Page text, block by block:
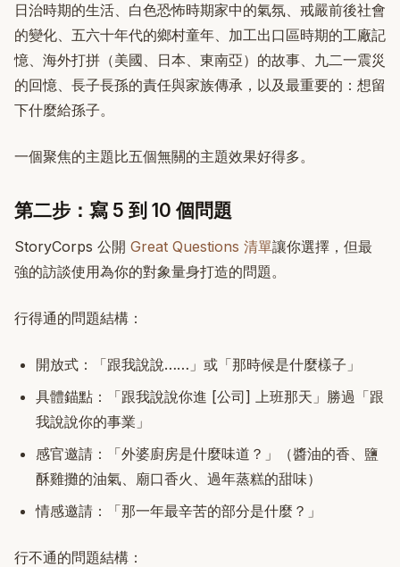
日治時期的生活、白色恐怖時期家中的氣氛、戒嚴前後社會
的變化、五六十年代的鄉村童年、加工出口區時期的工廠記
憶、海外打拼（美國、日本、東南亞）的故事、九二一震災
的回憶、長子長孫的責任與家族傳承，以及最重要的：想留
下什麼給孫子。
一個聚焦的主題比五個無關的主題效果好得多。
第二步：寫 5 到 10 個問題
StoryCorps 公開 Great Questions 清單讓你選擇，但最
強的訪談使用為你的對象量身打造的問題。
行得通的問題結構：
開放式：「跟我說說……」或「那時候是什麼樣子」
具體錨點：「跟我說說你進 [公司] 上班那天」勝過「跟
我說說你的事業」
感官邀請：「外婆廚房是什麼味道？」（醬油的香、鹽
酥雞攤的油氣、廟口香火、過年蒸糕的甜味）
情感邀請：「那一年最辛苦的部分是什麼？」
行不通的問題結構：